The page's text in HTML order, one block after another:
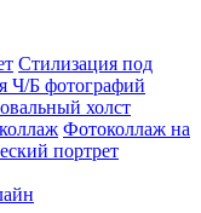
Стилизация под
Ч/Б фотографий
холст
Фотоколлаж на
портрет